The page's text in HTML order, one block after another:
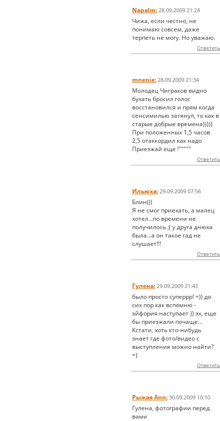
Napalm: 28.09.2009 21:24
Чижа, если честно, не
понимаю совсем, даже
терпеть не могу. Но уважаю.
Ответить
mnenie: 28.09.2009 21:34
Молодец Чиграков видно
бухать бросил голос
восстановился и прям когда
сенсимилью затянул, то как в
старые добрые времена)))))
При положенных 1,5 часов
2,5 отаккордил как надо
Приезжай еще !"""""
Ответить
Ильюха: 29.09.2009 07:56
Блин(((
Я не смог приехать, а малец
хотел...по времени не
получилось ;( у друга днюха
была...а он такое гад не
слушает!!!
Ответить
Гулена: 29.09.2009 21:43
было просто суперрр! =)) до
сих пор как вспомню -
эйфория наступает )) эх, еще
бы приезжали почаще...
Кстати, хоть кто-нибудь
знает где фото/видео с
выступления можно найти?
=)
Ответить
Рыжая Ann: 30.09.2009 10:10
Гулена, фотографии перед
вами